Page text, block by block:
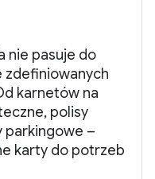
nie pasuje do
zdefiniowanych
karnetów na
polisy
parkingowe –
karty do potrzeb